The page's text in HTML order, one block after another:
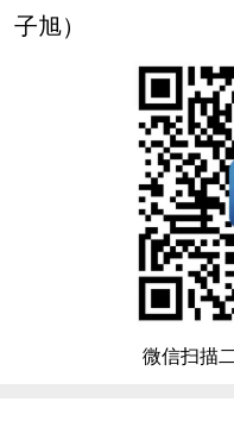
子旭）
微信扫描